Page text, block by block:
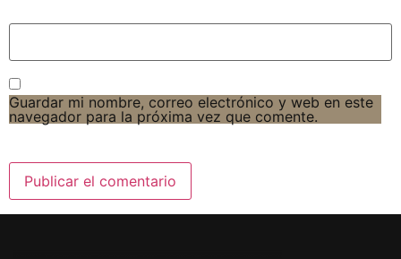
Guardar mi nombre, correo electrónico y web en este
navegador para la próxima vez que comente.